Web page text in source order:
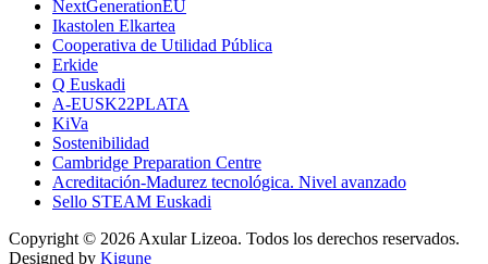
NextGenerationEU
Ikastolen Elkartea
Cooperativa de Utilidad Pública
Erkide
Q Euskadi
A-EUSK22PLATA
KiVa
Sostenibilidad
Cambridge Preparation Centre
Acreditación-Madurez tecnológica. Nivel avanzado
Sello STEAM Euskadi
Copyright © 2026 Axular Lizeoa. Todos los derechos reservados.
Designed by Kigune